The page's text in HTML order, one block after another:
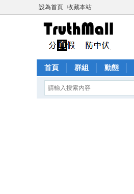
設為首頁 收藏本站
首頁 群組 動態